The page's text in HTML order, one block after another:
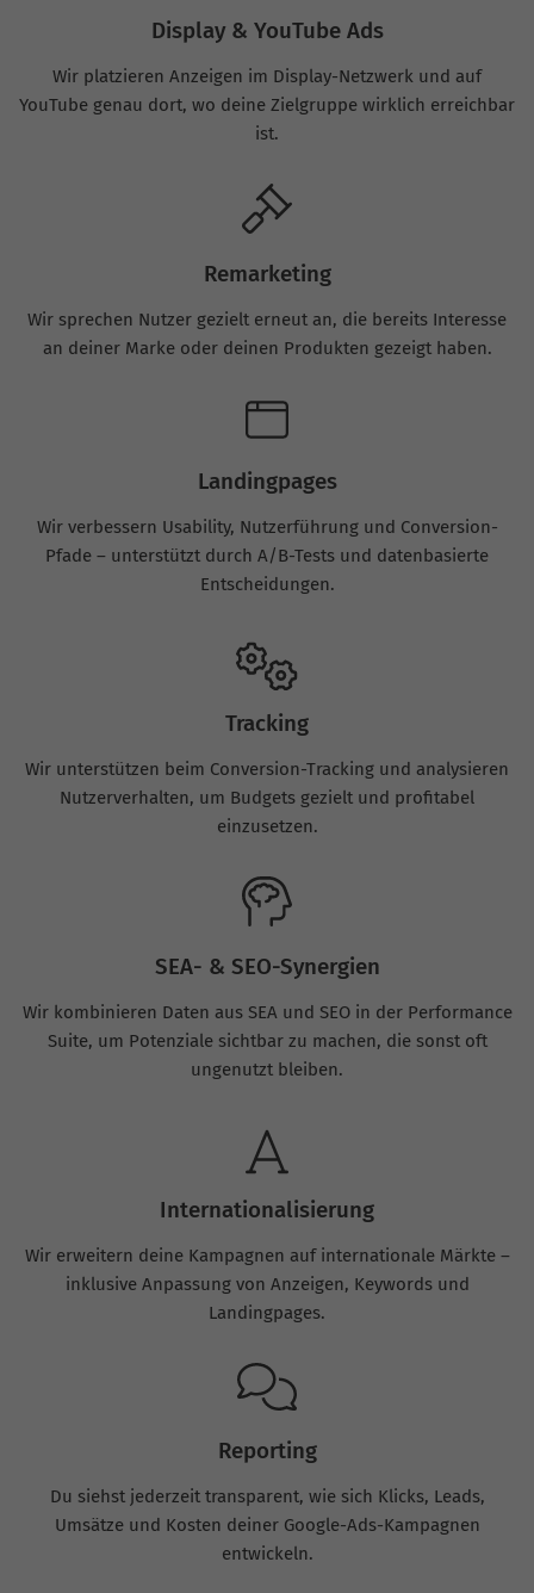
Display & YouTube Ads
Wir platzieren Anzeigen im Display-Netzwerk und auf
YouTube genau dort, wo deine Zielgruppe wirklich erreichbar
ist.
Remarketing
Wir sprechen Nutzer gezielt erneut an, die bereits Interesse
an deiner Marke oder deinen Produkten gezeigt haben.
Landingpages
Wir verbessern Usability, Nutzerführung und Conversion-
Pfade – unterstützt durch A/B-Tests und datenbasierte
Entscheidungen.
Tracking
Wir unterstützen beim Conversion-Tracking und analysieren
Nutzerverhalten, um Budgets gezielt und profitabel
einzusetzen.
SEA- & SEO-Synergien
Wir kombinieren Daten aus SEA und SEO in der Performance
Suite, um Potenziale sichtbar zu machen, die sonst oft
ungenutzt bleiben.
Internationalisierung
Wir erweitern deine Kampagnen auf internationale Märkte –
inklusive Anpassung von Anzeigen, Keywords und
Landingpages.
Reporting
Du siehst jederzeit transparent, wie sich Klicks, Leads,
Umsätze und Kosten deiner Google-Ads-Kampagnen
entwickeln.